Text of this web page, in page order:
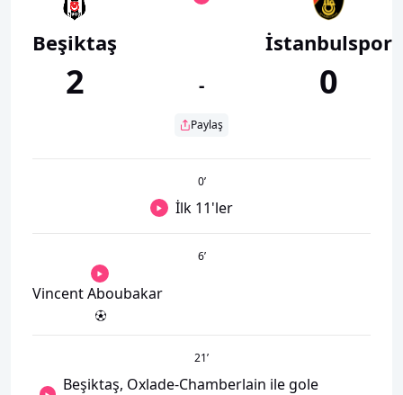
Beşiktaş
2 -
Paylaş
İstanbulspor
0
0’
İlk 11'ler
6’
Vincent Aboubakar
21’
Beşiktaş, Oxlade-Chamberlain ile gole